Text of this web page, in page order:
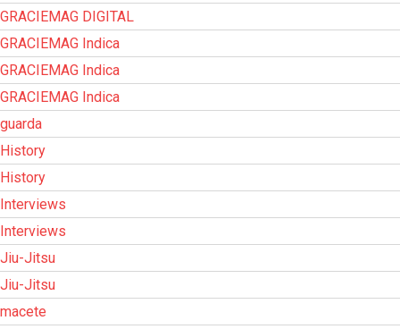
GRACIEMAG DIGITAL
GRACIEMAG Indica
GRACIEMAG Indica
GRACIEMAG Indica
guarda
History
History
Interviews
Interviews
Jiu-Jitsu
Jiu-Jitsu
macete